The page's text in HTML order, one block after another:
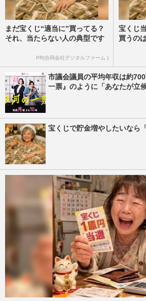
まだ宝くじ“適当に”買ってる？
それ、当たらない人の典型です
PR(合同会社デジタルファーム )
宝くじ
買うの
市議会議員の平均年収は約
一票』のように「あなたが立
宝くじで貯金増やしたいなら